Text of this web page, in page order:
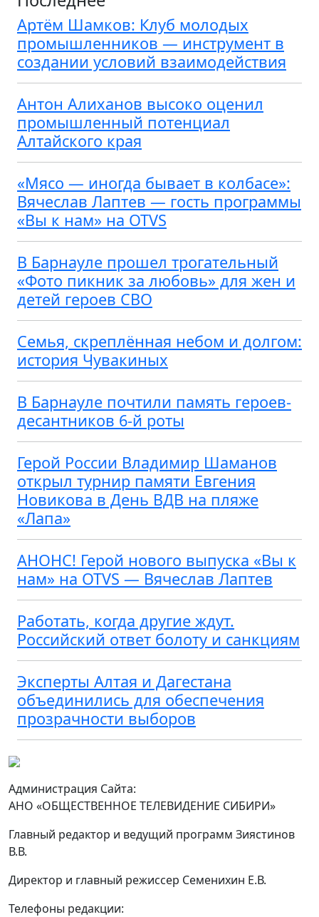
Артём Шамков: Клуб молодых
промышленников — инструмент в
создании условий взаимодействия
Антон Алиханов высоко оценил
промышленный потенциал
Алтайского края
«Мясо — иногда бывает в колбасе»:
Вячеслав Лаптев — гость программы
«Вы к нам» на OTVS
В Барнауле прошел трогательный
«Фото пикник за любовь» для жен и
детей героев СВО
Семья, скреплённая небом и долгом:
история Чувакиных
В Барнауле почтили память героев-
десантников 6-й роты
Герой России Владимир Шаманов
открыл турнир памяти Евгения
Новикова в День ВДВ на пляже
«Лапа»
АНОНС! Герой нового выпуска «Вы к
нам» на OTVS — Вячеслав Лаптев
Работать, когда другие ждут.
Российский ответ болоту и санкциям
Эксперты Алтая и Дагестана
объединились для обеспечения
прозрачности выборов
Администрация Сайта:
АНО «ОБЩЕСТВЕННОЕ ТЕЛЕВИДЕНИЕ СИБИРИ»
Главный редактор и ведущий программ Зиястинов
В.В.
Директор и главный режиссер Семенихин Е.В.
Телефоны редакции: